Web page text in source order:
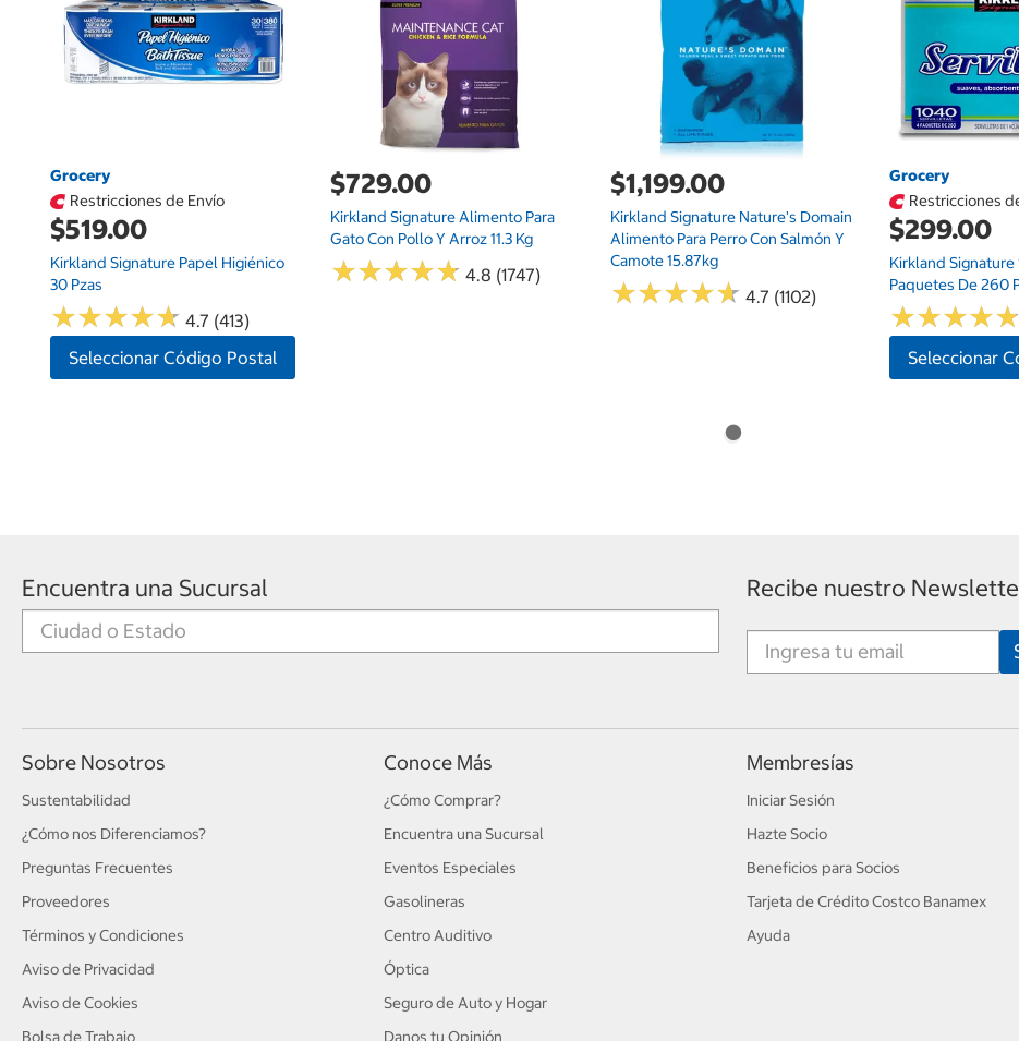
Grocery
Restricciones de Envío
$519.00
Kirkland Signature Papel Higiénico
30 Pzas
★★★★★
★★★★★ 4.7 (413)
Seleccionar Código Postal
$729.00
Kirkland Signature Alimento Para
Gato Con Pollo Y Arroz 11.3 Kg
★★★★★
★★★★★ 4.8 (1747)
$1,199.00
Kirkland Signature Nature's Domain
Alimento Para Perro Con Salmón Y
Camote 15.87kg
★★★★★
★★★★★ 4.7 (1102)
Grocery
Restricciones
$299.00
Kirkland
Paquetes De 260
★★★★★
★★★★★
Seleccionar
Encuentra una Sucursal Recibe nuestro
Sobre Nosotros
Sustentabilidad
¿Cómo nos Diferenciamos?
Preguntas Frecuentes
Proveedores
Términos y Condiciones
Aviso de Privacidad
Aviso de Cookies
Bolsa de Trabajo
Conoce Más
¿Cómo Comprar?
Encuentra una Sucursal
Eventos Especiales
Gasolineras
Centro Auditivo
Óptica
Seguro de Auto y Hogar
Danos tu Opinión
Membresías
Iniciar Sesión
Hazte Socio
Beneficios para Socios
Tarjeta de Crédito Costco Banamex
Ayuda